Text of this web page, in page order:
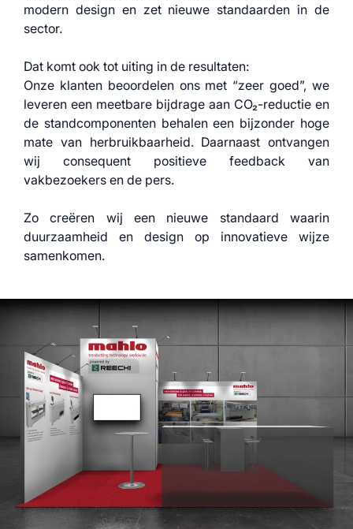
modern design en zet nieuwe standaarden in de
sector.
Dat komt ook tot uiting in de resultaten:
Onze klanten beoordelen ons met “zeer goed”, we
leveren een meetbare bijdrage aan CO₂-reductie en
de standcomponenten behalen een bijzonder hoge
mate van herbruikbaarheid. Daarnaast ontvangen
wij consequent positieve feedback van
vakbezoekers en de pers.
Zo creëren wij een nieuwe standaard waarin
duurzaamheid en design op innovatieve wijze
samenkomen.